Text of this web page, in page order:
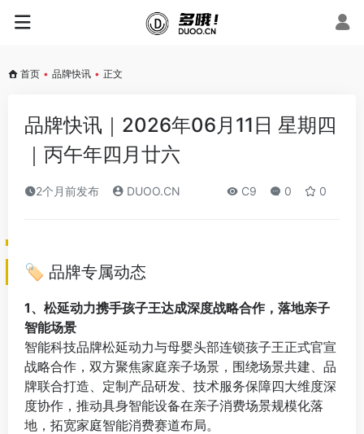
首页 • 品牌快讯 • 正文
品牌快讯｜2026年06月11日 星期四
｜丙午年四月廿六
2个月前发布 DUOO.CN C9 0 0
🏷️ 品牌专属动态
1、松延动力携手孩子王达成深度战略合作，落地亲子
智能场景
智能科技品牌松延动力与母婴头部连锁孩子王正式官宣
战略合作，双方聚焦家庭亲子场景，围绕场景共建、品
牌联合打造、定制产品研发、技术服务保障四大维度深
度协作，推动具身智能设备在亲子消费场景规模化落
地，拓宽家庭智能消费赛道布局。